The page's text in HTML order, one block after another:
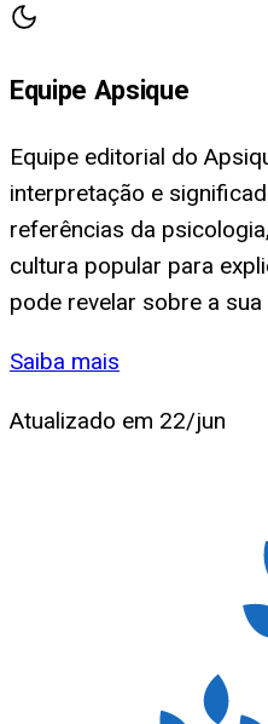
Equipe Apsique
Equipe editorial do
interpretação e
referências da
cultura popular para
pode revelar sobre a sua
Saiba mais
Atualizado em 22/jun